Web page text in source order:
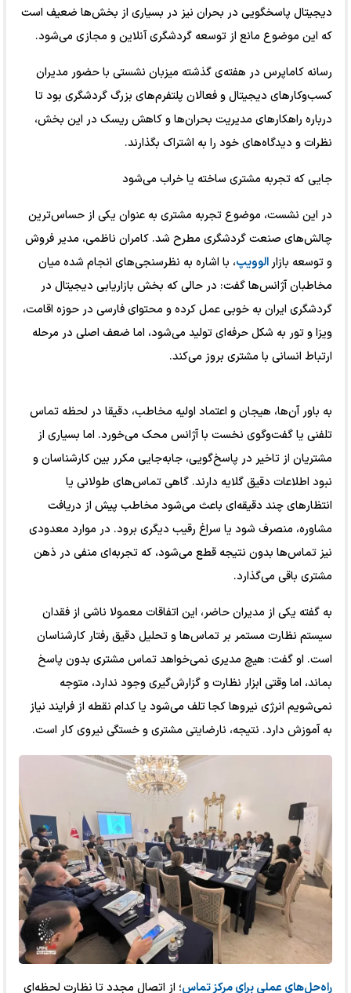
دیجیتال پاسخگویی در بحران نیز در بسیاری از بخش‌‌‌ها ضعیف است
که این موضوع مانع از توسعه گردشگری آنلاین و مجازی می‌شود.
رسانه کاماپرس در هفته‌ی گذشته میزبان نشستی با حضور مدیران
کسب‌وکارهای دیجیتال و فعالان پلتفرم‌های بزرگ گردشگری بود تا
درباره راهکارهای مدیریت بحران‌ها و کاهش ریسک در این بخش،
نظرات و دیدگاه‌های خود را به اشتراک بگذارند.
جایی که تجربه مشتری ساخته یا خراب می‌شود
در این نشست، موضوع تجربه مشتری به‌ عنوان یکی از حساس‌ترین
چالش‌های صنعت گردشگری مطرح شد. کامران ناظمی، مدیر فروش
و توسعه بازار الوویپ، با اشاره به نظرسنجی‌های انجام‌ شده میان
مخاطبان آژانس‌ها گفت: در حالی که بخش بازاریابی دیجیتال در
گردشگری ایران به‌ خوبی عمل کرده و محتوای فارسی در حوزه اقامت،
ویزا و تور به شکل حرفه‌ای تولید می‌شود، اما ضعف اصلی در مرحله
ارتباط انسانی با مشتری بروز می‌کند.
به باور آن‌ها، هیجان و اعتماد اولیه مخاطب، دقیقا در لحظه تماس
تلفنی یا گفت‌وگوی نخست با آژانس محک می‌خورد. اما بسیاری از
مشتریان از تاخیر در پاسخ‌گویی، جابه‌جایی مکرر بین کارشناسان و
نبود اطلاعات دقیق گلایه دارند. گاهی تماس‌های طولانی یا
انتظارهای چند دقیقه‌ای باعث می‌شود مخاطب پیش از دریافت
مشاوره، منصرف شود یا سراغ رقیب دیگری برود. در موارد معدودی
نیز تماس‌ها بدون نتیجه قطع می‌شود، که تجربه‌ای منفی در ذهن
مشتری باقی می‌گذارد.
به گفته یکی از مدیران حاضر، این اتفاقات معمولا ناشی از فقدان
سیستم نظارت مستمر بر تماس‌ها و تحلیل دقیق رفتار کارشناسان
است. او گفت: هیچ مدیری نمی‌خواهد تماس مشتری بدون پاسخ
بماند، اما وقتی ابزار نظارت و گزارش‌گیری وجود ندارد، متوجه
نمی‌شویم انرژی نیروها کجا تلف می‌شود یا کدام نقطه از فرایند نیاز
به آموزش دارد. نتیجه، نارضایتی مشتری و خستگی نیروی کار است.
راه‌حل‌های عملی برای مرکز تماس؛ از اتصال مجدد تا نظارت لحظه‌ای